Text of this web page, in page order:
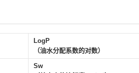
LogP
（油水分配系数的对数）
Sw